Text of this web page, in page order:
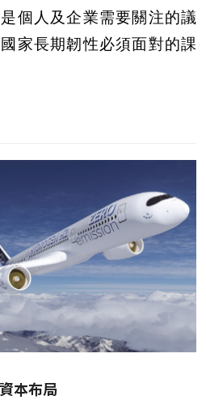
個人及企業需要關注的議
家長期韌性必須面對的課
本布局